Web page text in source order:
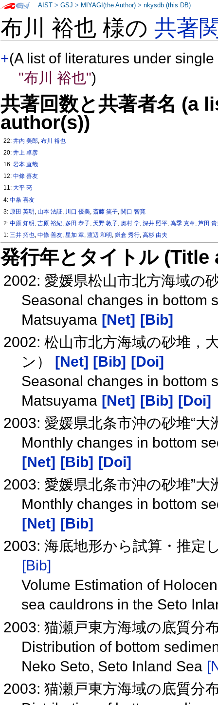
布川 裕也 様の共著
+(A list of literatures under
"布川 裕也")
共著回数と共著者名 (a
author(s))
22:井内 美郎,布川 裕也
20:井上 卓彦
16:岩本 直哉
12:中條 喜友
11:大平 亮
4:中条 喜友
3: 原田 英明 山本 法証 川口 優美 ,斎藤 笑子 ,関口 智寛
2:中原 知明 ,吉原 裕紀 多田 恭子 天野 敦子 ,奥村 学 ,深井 照平 ,為季 克章 ,芦田
1: 三井 拓也 ,中條 善友 ,星加 章 ,渡辺 和明 ,鎌倉 秀行 ,高杉 由夫
発行年とタイトル
2002: 愛媛県松山市北方海域の
Seasonal changes in bottom
Matsuyama [Net]
[Bib]
2002: 松山市北方海域の砂堆，
ン）
[Net] [Bib]
[Doi]
Seasonal changes in bottom
Matsuyama [Net] [Bib]
[Doi]
2003: 愛媛県北条市沖の砂堆“
Monthly changes in bottom
[Net]
[Bib]
[Doi]
2003: 愛媛県北条市沖の砂堆”
Monthly changes in bottom
[Net]
[Bib]
2003: 海底地形から試算・推定
[Bib]
Volume Estimation of
sea cauldrons in the Seto
2003: 猫瀬戸東方海域の底質分
Distribution of bottom
Neko Seto, Seto Inland Sea
2003: 猫瀬戸東方海域の底質分
AIST >GSJ > MIYAGI(the Author) >nkysdb (this DB)